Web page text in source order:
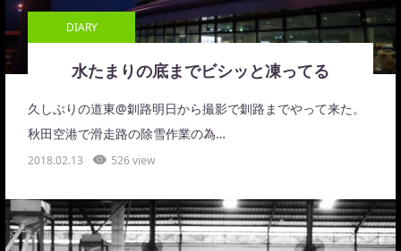
DIARY
水たまりの底までビシッと凍ってる
久しぶりの道東@釧路明日から撮影で釧路までやって来た。
秋田空港で滑走路の除雪作業の為…
2018.02.13 526 view